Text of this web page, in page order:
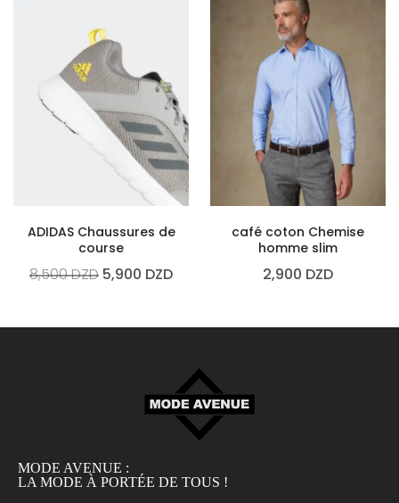
ADIDAS Chaussures de
course
8,500DZD 5,900 DZD
café coton Chemise
homme slim
2,900 DZD
MODE AVENUE :
LA MODE À PORTÉE DE TOUS !